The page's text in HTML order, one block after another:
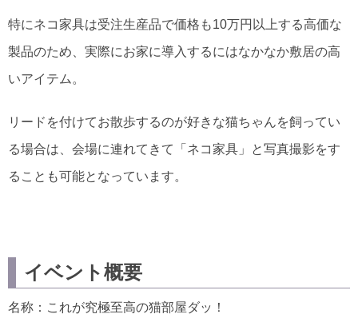
特にネコ家具は受注生産品で価格も10万円以上する高価な
製品のため、実際にお家に導入するにはなかなか敷居の高
いアイテム。
リードを付けてお散歩するのが好きな猫ちゃんを飼ってい
る場合は、会場に連れてきて「ネコ家具」と写真撮影をす
ることも可能となっています。
イベント概要
名称：これが究極至高の猫部屋ダッ！